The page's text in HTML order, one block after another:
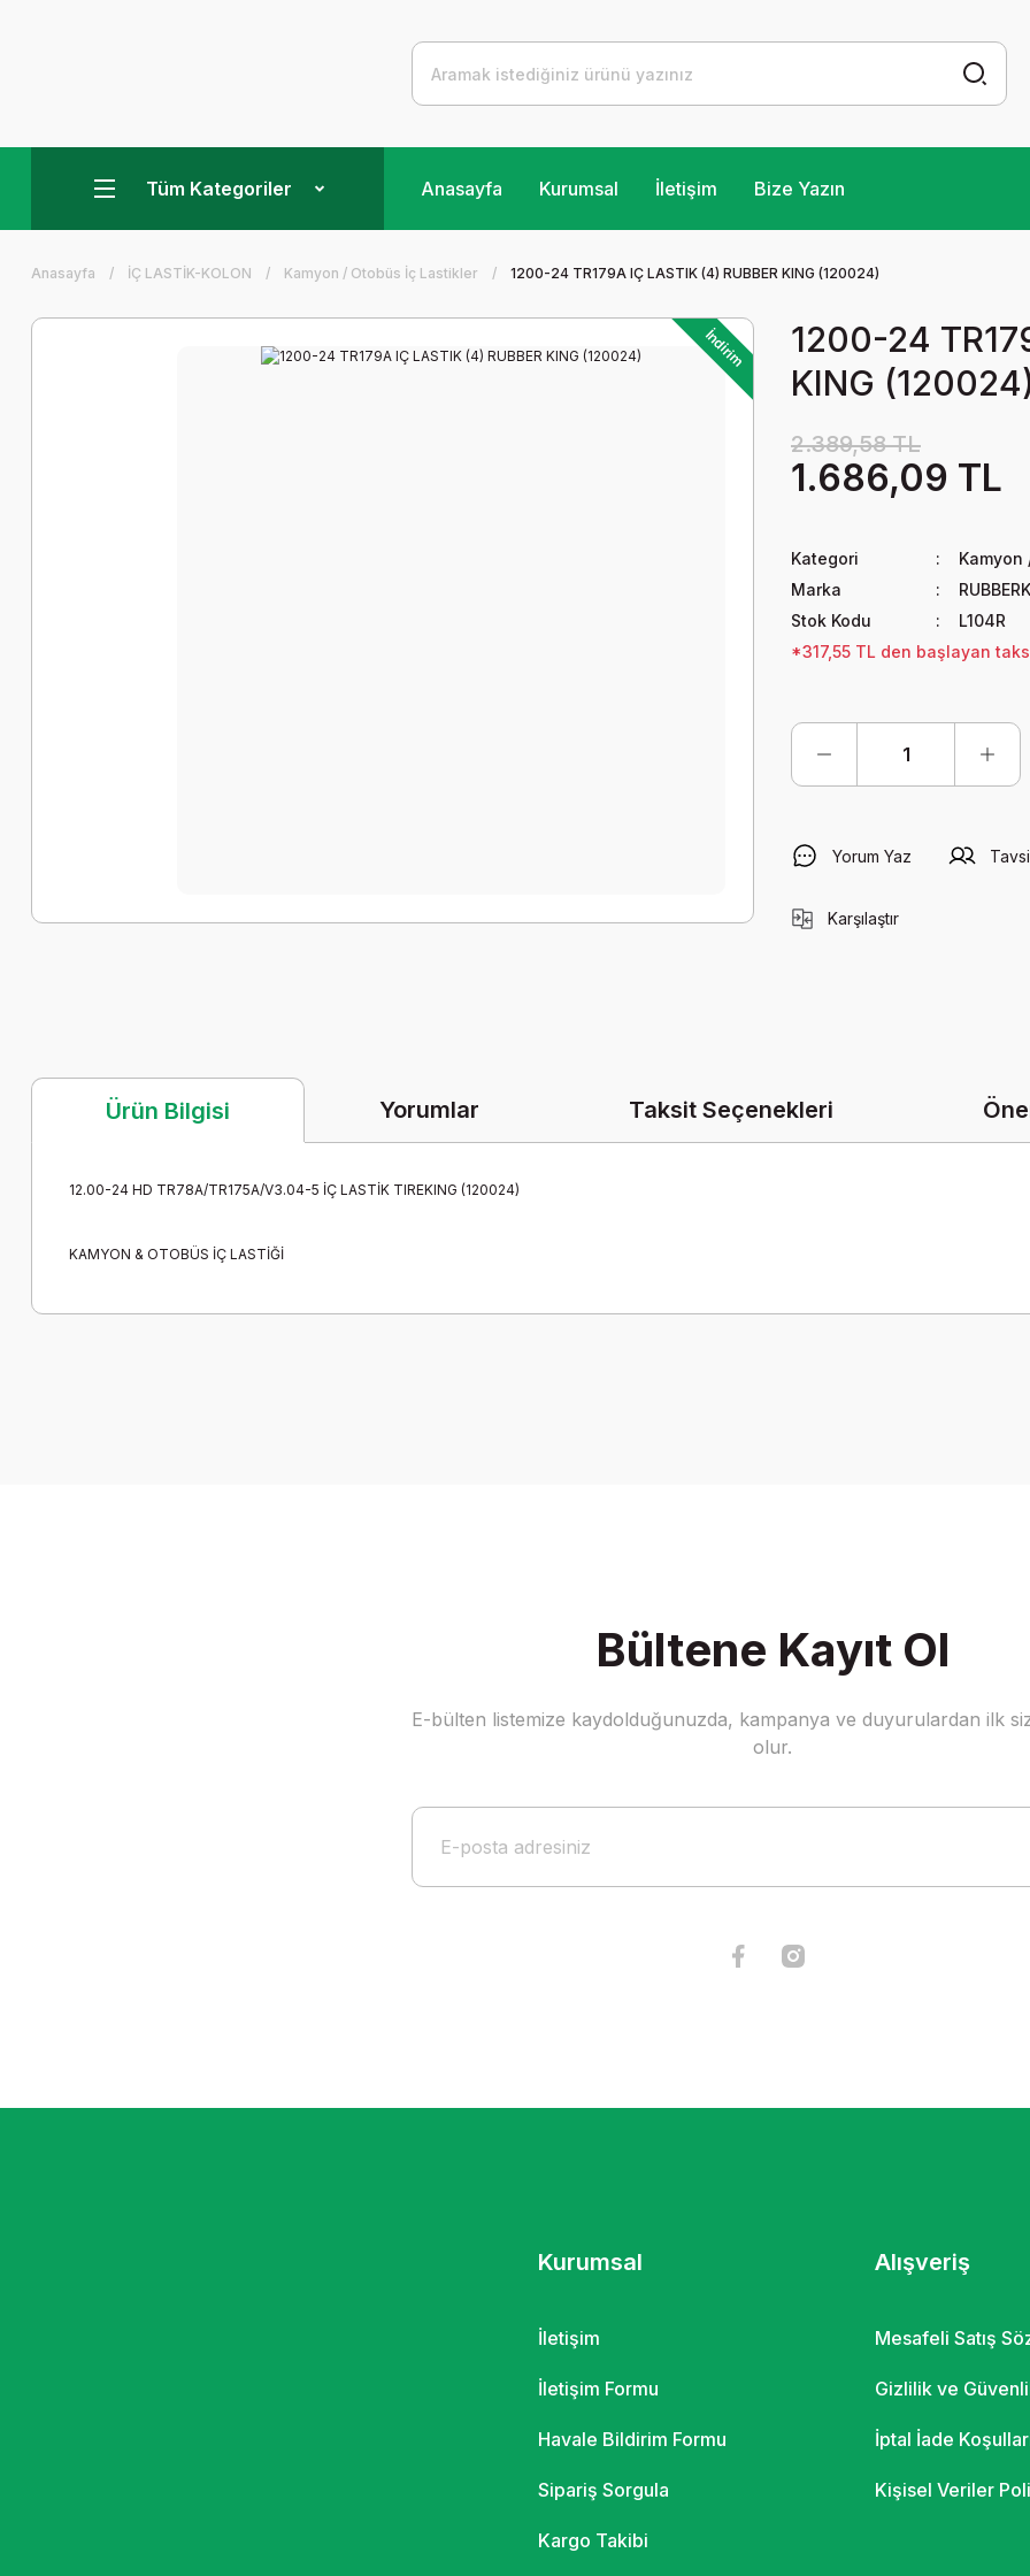
Tüm Kategoriler Anasayfa Kurumsal İletişim Bize Yazın
Anasayfa İÇ LASTİK-KOLON Kamyon / Otobüs İç Lastikler 1200-24 TR179A IÇ LASTIK (4) RUBBER KING (120024)
İndirim
1200-24
KING
2.389,58 TL
1.686,09 TL
Kategori
Kamyon
Marka
Stok Kodu
L104R
*317,55 TL den başlayan
Yorum Yaz
Karşılaştır
Ürün Bilgisi Yorumlar Taksit Seçenekleri
12.00-24 HD TR78A/TR175A/V3.04-5 İÇ LASTİK TIREKING (120024)
KAMYON & OTOBÜS İÇ LASTİĞİ
Gönder
Bültene Kayıt Ol
E-bülten listemize kaydolduğunuzda, kampanya ve duyurulardan ilk
olur.
Kurumsal
İletişim
İletişim Formu
Havale Bildirim Formu
Sipariş Sorgula
Kargo Takibi
Alışveriş
Mesafeli Satış
Gizlilik ve
İptal İade
Kişisel Veriler